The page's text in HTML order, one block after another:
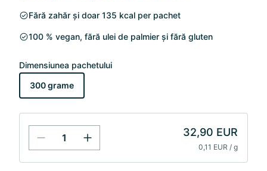
Fără zahăr și doar 135 kcal per pachet
100 % vegan, fără ulei de palmier și fără gluten
Dimensiunea pachetului
300 grame
32,90 EUR
0,11 EUR / g